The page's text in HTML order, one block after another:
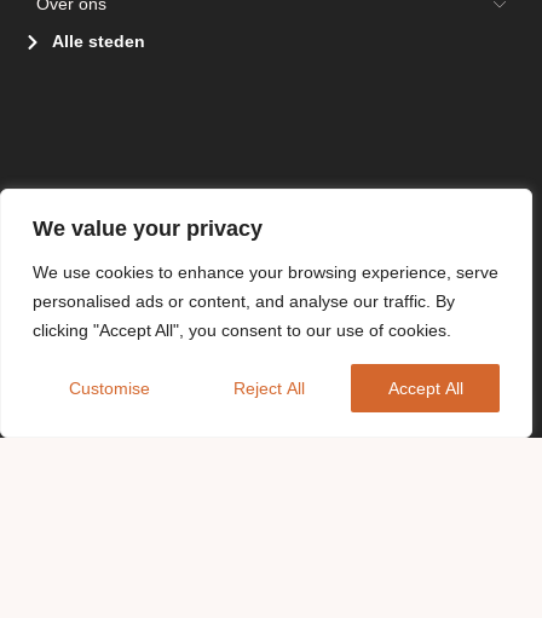
We value your privacy
We use cookies to enhance your browsing experience, serve
personalised ads or content, and analyse our traffic. By
clicking "Accept All", you consent to our use of cookies.
Customise Reject All Accept All
Over ons
Alle steden